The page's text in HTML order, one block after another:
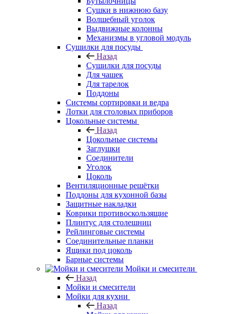
Сушки в нижнюю базу
Волшебный уголок
Выдвижные колонны
Механизмы в угловой модуль
Сушилки для посуды
Назад
Сушилки для посуды
Для чашек
Для тарелок
Поддоны
Системы сортировки и ведра
Лотки для столовых приборов
Цокольные системы
Назад
Цокольные системы
Заглушки
Соединители
Уголок
Цоколь
Вентиляционные решётки
Поддоны для кухонной базы
Защитные накладки
Коврики противоскользящие
Плинтус для столешниц
Рейлинговые системы
Соединительные планки
Ящики под цоколь
Барные системы
Мойки и смесители
Назад
Мойки и смесители
Мойки для кухни
Назад